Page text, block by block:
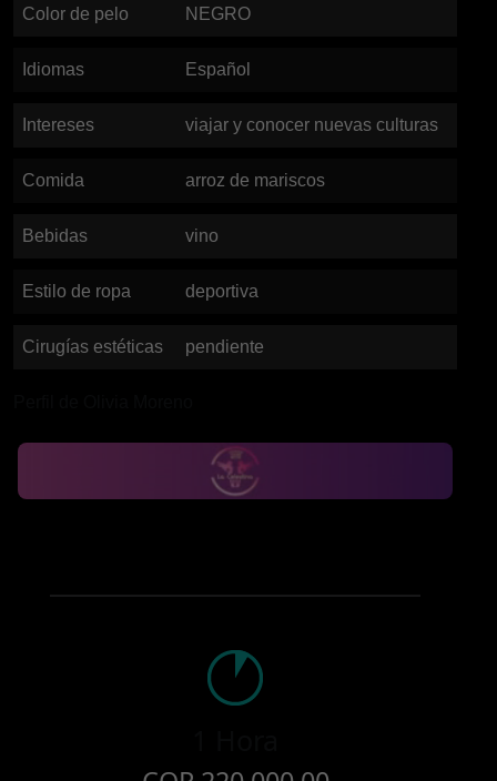
Color de pelo NEGRO
Idiomas Español
Intereses viajar y conocer nuevas culturas
Comida arroz de mariscos
Bebidas vino
Estilo de ropa deportiva
Cirugías estéticas pendiente